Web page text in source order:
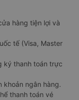
hàng tiện lợi và
tế (Visa, Master
ký thanh toán trực
khoản ngân hàng.
thanh toán vé